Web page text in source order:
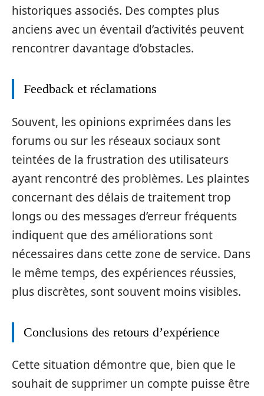
historiques associés. Des comptes plus
anciens avec un éventail d’activités peuvent
rencontrer davantage d’obstacles.
Feedback et réclamations
Souvent, les opinions exprimées dans les
forums ou sur les réseaux sociaux sont
teintées de la frustration des utilisateurs
ayant rencontré des problèmes. Les plaintes
concernant des délais de traitement trop
longs ou des messages d’erreur fréquents
indiquent que des améliorations sont
nécessaires dans cette zone de service. Dans
le même temps, des expériences réussies,
plus discrètes, sont souvent moins visibles.
Conclusions des retours d’expérience
Cette situation démontre que, bien que le
souhait de supprimer un compte puisse être